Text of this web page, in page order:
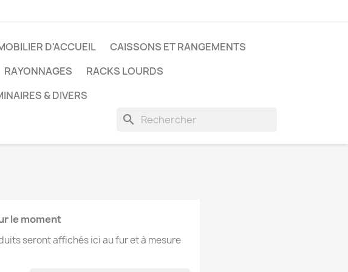
D'ACCUEIL
CAISSONS ET RANGEMENTS
RAYONNAGES
RACKS LOURDS
& DIVERS
search
le moment
seront affichés ici au fur et à mesure